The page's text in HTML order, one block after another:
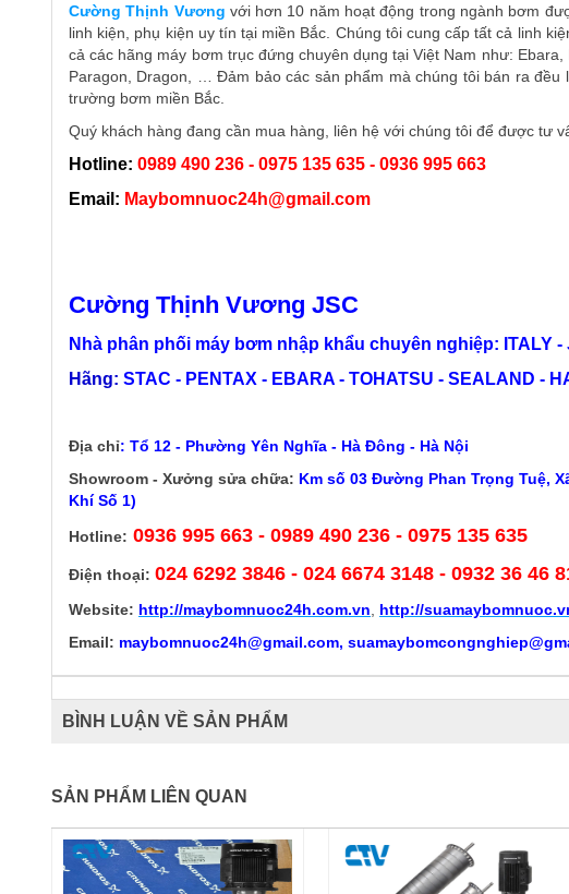
Cường Thịnh Vương với hơn 10 năm hoạt động trong ngành bơm
linh kiện, phụ kiện uy tín tại miền Bắc. Chúng tôi cung cấp tất cả linh
cả các hãng máy bơm trục đứng chuyên dụng tại Việt Nam như:
Paragon, Dragon, … Đảm bảo các sản phẩm mà chúng tôi bán ra
trường bơm miền Bắc.
Quý khách hàng đang cần mua hàng, liên hệ với chúng tôi để được tư
Hotline: 0989 490 236 - 0975 135 635 - 0936 995 663
Email: Maybomnuoc24h@gmail.com
Cường Thịnh Vương JSC
Nhà phân phối máy bơm nhập khẩu chuyên nghiệp: ITALY -
Hãng: STAC - PENTAX - EBARA - TOHATSU - SEALAND -
Địa chỉ: Tổ 12 - Phường Yên Nghĩa - Hà Đông - Hà Nội
Showroom - Xưởng sửa chữa: Km số 03 Đường Phan Trọng Tuệ,
Khí Số 1)
Hotline: 0936 995 663 - 0989 490 236 - 0975 135 635
Điện thoại: 024 6292 3846 - 024 6674 3148 - 0932 36 46
Website: http://maybomnuoc24h.com.vn http://
Email: maybomnuoc24h@gmail.com,
BÌNH LUẬN VỀ SẢN PHẨM
SẢN PHẨM LIÊN QUAN